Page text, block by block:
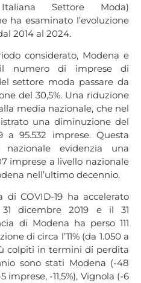
Settore Moda)
ha esaminato l’evoluzione
2014 al 2024.
considerato, Modena e
numero di imprese di
settore moda passare da
del 30,5%. Una riduzione
media nazionale, che nel
una diminuzione del
a 95.532 imprese. Questa
evidenzia una
imprese a livello nazionale
nell’ultimo decennio.
di COVID-19 ha accelerato
dicembre 2019 e il 31
di Modena ha perso 111
di circa l’11% (da 1.050 a
colpiti in termini di perdita
sono stati Modena (-48
imprese, -11,5%), Vignola (-6